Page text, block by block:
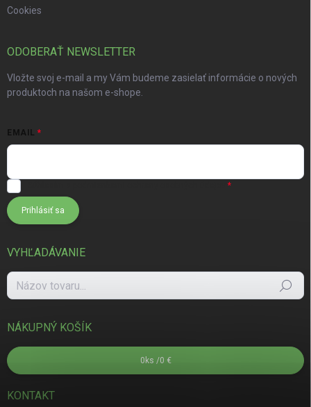
Cookies
ODOBERAŤ NEWSLETTER
Vložte svoj e-mail a my Vám budeme zasielať informácie o nových
produktoch na našom e-shope.
EMAIL
Prihlásiť sa
VYHĽADÁVANIE
Hľadať
NÁKUPNÝ KOŠÍK
0 ks /0 €
KONTAKT